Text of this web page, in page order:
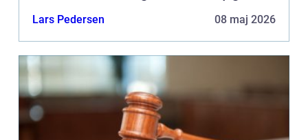
Lars Pedersen 08 maj 2026